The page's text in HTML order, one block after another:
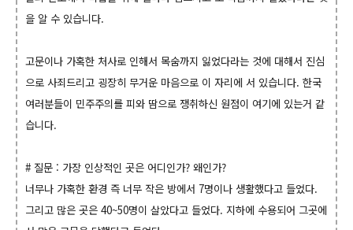
을 알 수 있습니다.
고문이나 가혹한 처사로 인해서 목숨까지 잃었다라는 것에 대해서 진심
으로 사죄드리고 굉장히 무거운 마음으로 이 자리에 서 있습니다. 한국
여러분들이 민주주의를 피와 땀으로 쟁취하신 원점이 여기에 있는거 같
습니다.
# 질문 : 가장 인상적인 곳은 어디인가? 왜인가?
너무나 가혹한 환경 즉 너무 작은 방에서 7명이나 생활했다고 들었다.
그리고 많은 곳은 40~50명이 살았다고 들었다. 지하에 수용되어 그곳에